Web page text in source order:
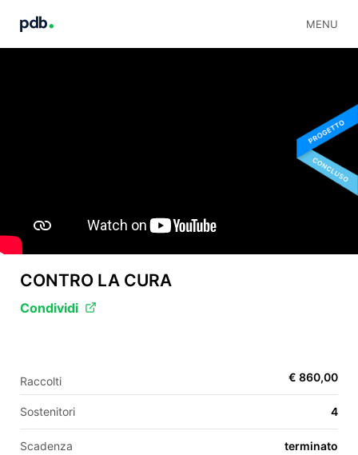
MENU
FR
CONTRO LA CURA
Condividi
Raccolti € 860,00
Sostenitori 4
Scadenza terminato